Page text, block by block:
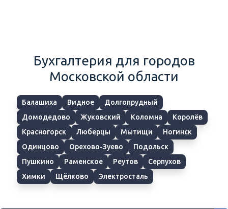
Бухгалтерия для городов
Московской области
Балашиха Видное
Долгопрудный
Домодедово
Жуковский Коломна
Королёв
Красногорск
Люберцы Мытищи
Ногинск
Одинцово
Орехово-Зуево
Подольск
Пушкино
Раменское Реутов
Серпухов
Химки
Щёлково Электросталь